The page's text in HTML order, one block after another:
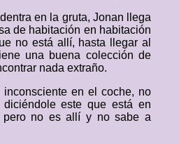
en la gruta, Jonan llega
de habitación en habitación
no está allí, hasta llegar al
una buena colección de
nada extraño.
inconsciente en el coche, no
este que está en
pero no es allí y no sabe a